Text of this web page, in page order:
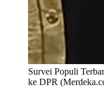
Survei Populi
ke DPR